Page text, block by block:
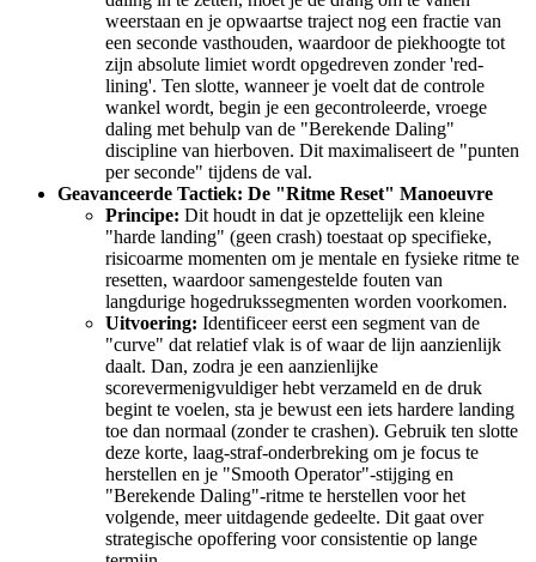
weerstaan en je opwaartse traject nog een fractie van
een seconde vasthouden, waardoor de piekhoogte tot
zijn absolute limiet wordt opgedreven zonder 'red-
lining'. Ten slotte, wanneer je voelt dat de controle
wankel wordt, begin je een gecontroleerde, vroege
daling met behulp van de "Berekende Daling"
discipline van hierboven. Dit maximaliseert de "punten
per seconde" tijdens de val.
Geavanceerde Tactiek: De "Ritme Reset" Manoeuvre
Principe: Dit houdt in dat je opzettelijk een kleine
"harde landing" (geen crash) toestaat op specifieke,
risicoarme momenten om je mentale en fysieke ritme te
resetten, waardoor samengestelde fouten van
langdurige hogedrukssegmenten worden voorkomen.
Uitvoering: Identificeer eerst een segment van de
"curve" dat relatief vlak is of waar de lijn aanzienlijk
daalt. Dan, zodra je een aanzienlijke
scorevermenigvuldiger hebt verzameld en de druk
begint te voelen, sta je bewust een iets hardere landing
toe dan normaal (zonder te crashen). Gebruik ten slotte
deze korte, laag-straf-onderbreking om je focus te
herstellen en je "Smooth Operator"-stijging en
"Berekende Daling"-ritme te herstellen voor het
volgende, meer uitdagende gedeelte. Dit gaat over
strategische opoffering voor consistentie op lange